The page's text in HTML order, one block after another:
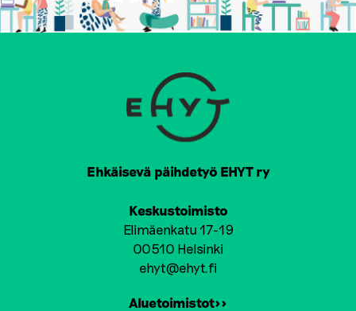
Ehkäisevä päihdetyö EHYT ry
Keskustoimisto
Elimäenkatu 17-19
00510 Helsinki
ehyt@ehyt.fi
Aluetoimistot>>